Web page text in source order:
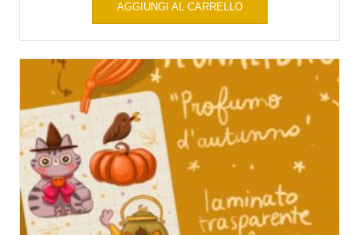
AGGIUNGI AL CARRELLO